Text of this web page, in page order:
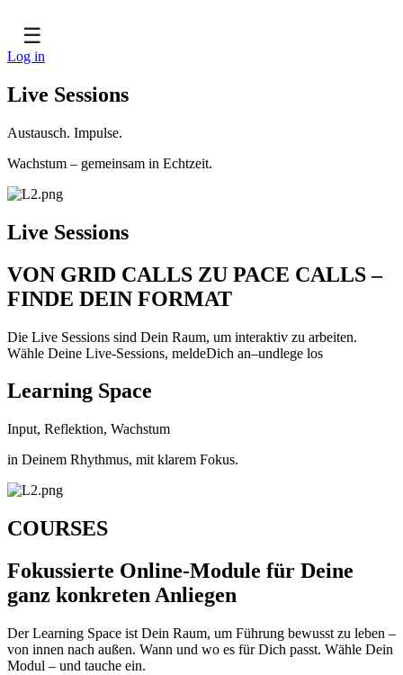
☰
Log in
Live Sessions
Austausch. Impulse.
Wachstum – gemeinsam in Echtzeit.
Live Sessions
VON GRID CALLS ZU PACE CALLS –
FINDE DEIN FORMAT
Die Live Sessions sind Dein Raum, um interaktiv zu arbeiten.
Wähle Deine Live-Sessions, meldeDich an–undlege los
Learning Space
Input, Reflektion, Wachstum
in Deinem Rhythmus, mit klarem Fokus.
COURSES
Fokussierte Online-Module für Deine
ganz konkreten Anliegen
Der Learning Space ist Dein Raum, um Führung bewusst zu leben –
von innen nach außen. Wann und wo es für Dich passt. Wähle Dein
Modul – und tauche ein.